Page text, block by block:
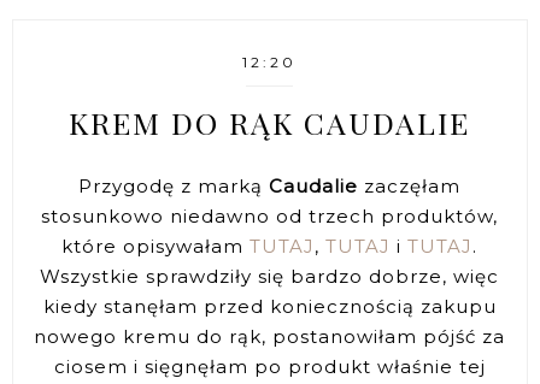
12:20
KREM DO RĄK CAUDALIE
Przygodę z markąCaudalie zaczęłam
stosunkowo niedawno od trzech produktów,
które opisywałamTUTAJ ,TUTAJ iTUTAJ .
Wszystkie sprawdziły się bardzo dobrze, więc
kiedy stanęłam przed koniecznością zakupu
nowego kremu do rąk, postanowiłam pójść za
ciosem i sięgnęłam po produkt właśnie tej